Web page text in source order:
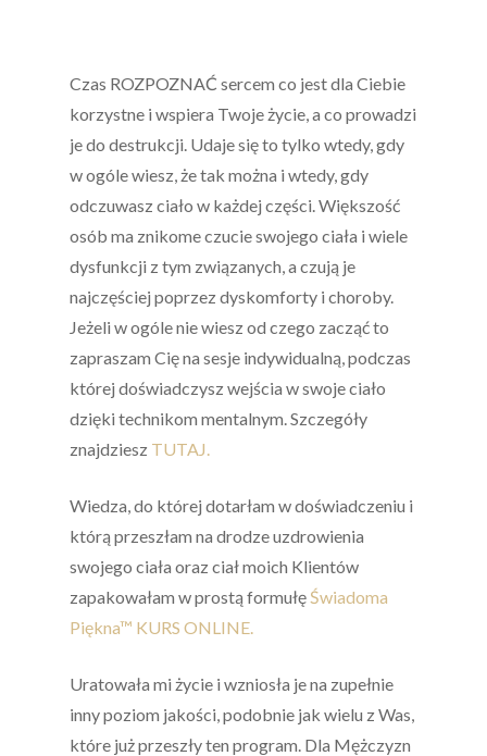
Czas ROZPOZNAĆ sercem co jest dla Ciebie
korzystne i wspiera Twoje życie, a co prowadzi
je do destrukcji. Udaje się to tylko wtedy, gdy
w ogóle wiesz, że tak można i wtedy, gdy
odczuwasz ciało w każdej części. Większość
osób ma znikome czucie swojego ciała i wiele
dysfunkcji z tym związanych, a czują je
najczęściej poprzez dyskomforty i choroby.
Jeżeli w ogóle nie wiesz od czego zacząć to
zapraszam Cię na sesje indywidualną, podczas
której doświadczysz wejścia w swoje ciało
dzięki technikom mentalnym. Szczegóły
znajdziesz TUTAJ.
Wiedza, do której dotarłam w doświadczeniu i
którą przeszłam na drodze uzdrowienia
swojego ciała oraz ciał moich Klientów
zapakowałam w prostą formułę Świadoma
Piękna™ KURS ONLINE.
Uratowała mi życie i wzniosła je na zupełnie
inny poziom jakości, podobnie jak wielu z Was,
które już przeszły ten program. Dla Mężczyzn